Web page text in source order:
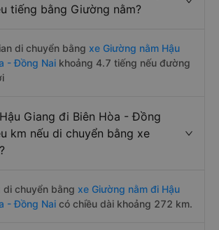
tiếng bằng Giường nằm?
di chuyển bằng xe Giường nằm Hậu
- Đồng Nai khoảng 4.7 tiếng nếu đường
Giang đi Biên Hòa - Đồng
km nếu di chuyển bằng xe
chuyển bằng xe Giường nằm đi Hậu
- Đồng Nai có chiều dài khoảng 272 km.